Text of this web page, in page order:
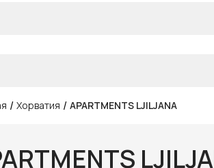
/ Хорватия / APARTMENTS LJILJANA